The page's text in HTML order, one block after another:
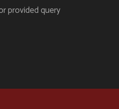
provided query